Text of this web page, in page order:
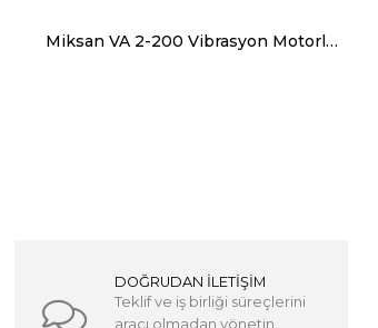
Miksan VA 2-200 Vibrasyon Motorları Trifaze (380V) 3000 Devir 200 Kg, 1962 N
DOĞRUDAN İLETİŞİM
Teklif ve iş birliği süreçlerini
aracı olmadan yönetin.